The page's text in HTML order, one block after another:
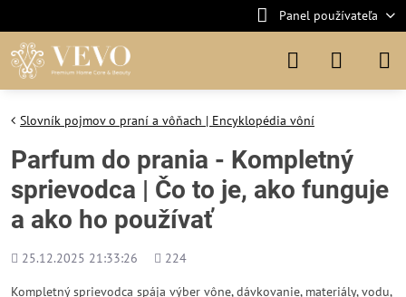
Panel používateľa
Slovník pojmov o praní a vôňach | Encyklopédia vôní
Parfum do prania - Kompletný
sprievodca | Čo to je, ako funguje
a ako ho používať
Pridané
25.12.2025 21:33:26
Počet
224
Kompletný sprievodca spája výber vône, dávkovanie, materiály, vodu,